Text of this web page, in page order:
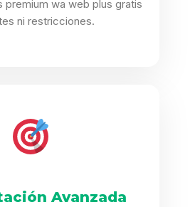
premium wa web plus gratis
ni restricciones.
Avanzada